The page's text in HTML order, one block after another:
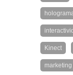
Kinect